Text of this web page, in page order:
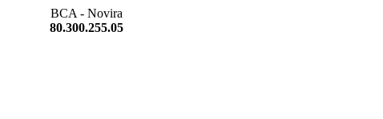
BCA - Novira
80.300.255.05